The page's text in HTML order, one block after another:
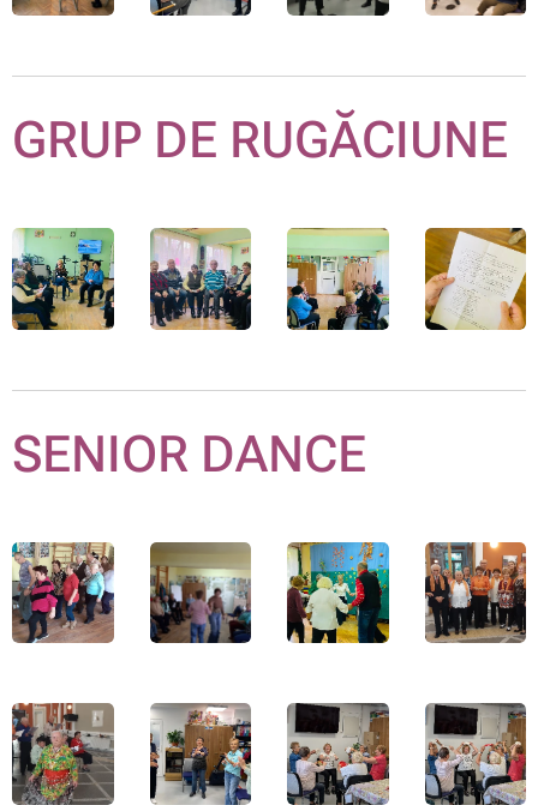
GRUP DE RUGĂCIUNE
SENIOR DANCE